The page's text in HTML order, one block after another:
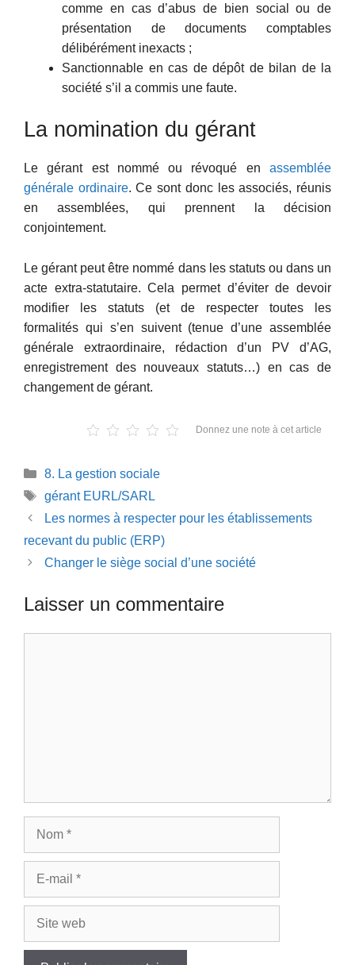
comme en cas d’abus de bien social ou de
présentation de documents comptables
délibérément inexacts ;
Sanctionnable en cas de dépôt de bilan de la
société s’il a commis une faute.
La nomination du gérant
Le gérant est nommé ou révoqué en assemblée
générale ordinaire. Ce sont donc les associés, réunis
en assemblées, qui prennent la décision
conjointement.
Le gérant peut être nommé dans les statuts ou dans un
acte extra-statutaire. Cela permet d’éviter de devoir
modifier les statuts (et de respecter toutes les
formalités qui s’en suivent (tenue d’une assemblée
générale extraordinaire, rédaction d’un PV d’AG,
enregistrement des nouveaux statuts…) en cas de
changement de gérant.
Donnez une note à cet article
Catégories
8. La gestion sociale
Étiquettes
gérant EURL/SARL
Les normes à respecter pour les établissements
recevant du public (ERP)
Changer le siège social d’une société
Laisser un commentaire